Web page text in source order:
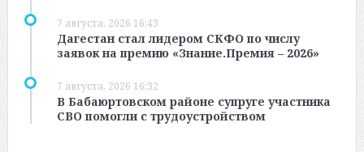
7 августа, 2026 16:43
Дагестан стал лидером СКФО по числу
заявок на премию «Знание.Премия – 2026»
7 августа, 2026 16:32
В Бабаюртовском районе супруге участника
СВО помогли с трудоустройством